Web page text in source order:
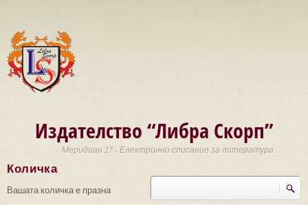
Издателство “Либра Скорп”
Меридиан 27 - Електронно списание за литература
Търси
Количка
Вашата количка е празна